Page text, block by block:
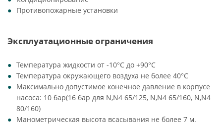
Противопожарные установки
Эксплуатационные ограничения
Температура жидкости от -10°C до +90°C
Температура окружающего воздуха не более 40°C
Максимально допустимое конечное давление в корпусе
насоса: 10 бар(16 бар для N,N4 65/125, N,N4 65/160, N,N4
80/160)
Манометрическая высота всасывания не более 7 м.